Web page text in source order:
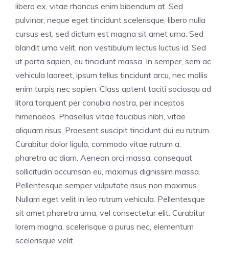
libero ex, vitae rhoncus enim bibendum at. Sed
pulvinar, neque eget tincidunt scelerisque, libero nulla
cursus est, sed dictum est magna sit amet urna. Sed
blandit urna velit, non vestibulum lectus luctus id. Sed
ut porta sapien, eu tincidunt massa. In semper, sem ac
vehicula laoreet, ipsum tellus tincidunt arcu, nec mollis
enim turpis nec sapien. Class aptent taciti sociosqu ad
litora torquent per conubia nostra, per inceptos
himenaeos. Phasellus vitae faucibus nibh, vitae
aliquam risus. Praesent suscipit tincidunt dui eu rutrum.
Curabitur dolor ligula, commodo vitae rutrum a,
pharetra ac diam. Aenean orci massa, consequat
sollicitudin accumsan eu, maximus dignissim massa.
Pellentesque semper vulputate risus non maximus.
Nullam eget velit in leo rutrum vehicula. Pellentesque
sit amet pharetra urna, vel consectetur elit. Curabitur
lorem magna, scelerisque a purus nec, elementum
scelerisque velit.